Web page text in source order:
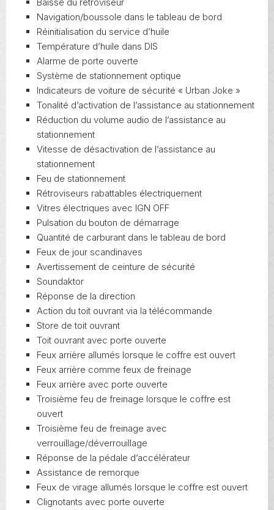
Baisse du rétroviseur
Navigation/boussole dans le tableau de bord
Réinitialisation du service d’huile
Température d’huile dans DIS
Alarme de porte ouverte
Système de stationnement optique
Indicateurs de voiture de sécurité « Urban Joke »
Tonalité d’activation de l’assistance au stationnement
Réduction du volume audio de l’assistance au
stationnement
Vitesse de désactivation de l’assistance au
stationnement
Feu de stationnement
Rétroviseurs rabattables électriquement
Vitres électriques avec IGN OFF
Pulsation du bouton de démarrage
Quantité de carburant dans le tableau de bord
Feux de jour scandinaves
Avertissement de ceinture de sécurité
Soundaktor
Réponse de la direction
Action du toit ouvrant via la télécommande
Store de toit ouvrant
Toit ouvrant avec porte ouverte
Feux arrière allumés lorsque le coffre est ouvert
Feux arrière comme feux de freinage
Feux arrière avec porte ouverte
Troisième feu de freinage lorsque le coffre est
ouvert
Troisième feu de freinage avec
verrouillage/déverrouillage
Réponse de la pédale d’accélérateur
Assistance de remorque
Feux de virage allumés lorsque le coffre est ouvert
Clignotants avec porte ouverte